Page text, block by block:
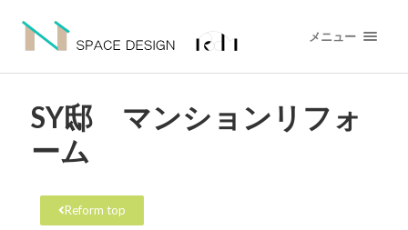
メニュー
SY邸 マンションリフォ
ーム
Reform top